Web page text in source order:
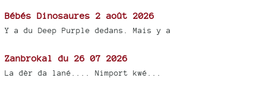
Bébés Dinosaures 2 août 2026
Y a du Deep Purple dedans. Mais y a
Zanbrokal du 26 07 2026
La dèr da lané.... Nimport kwé...